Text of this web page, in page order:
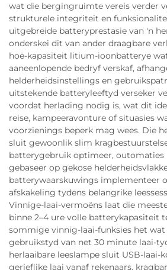
wat die bergingruimte vereis verder
strukturele integriteit en
uitgebreide batteryprestasie van 'n
onderskei dit van ander draagbare
hoë-kapasiteit litium-ioonbatterye
aaneenlopende bedryf verskaf,
helderheidsinstellings en
uitstekende batteryleeftyd verseker
voordat herlading nodig is, wat dit
reise, kampeeravonture of situasies
voorzienings beperk mag wees. Die
sluit gewoonlik slim
batterygebruik optimeer, outomaties
gebaseer op gekose
batterywaarskuwings implementeer
afskakeling tydens belangrike
Vinnige-laai-vermoëns laat die
binne 2–4 ure volle batterykapasiteit
sommige vinnig-laai-funksies het wat
gebruikstyd van net 30 minute laai-
herlaaibare leeslampe sluit USB-
gerieflike laai vanaf rekenaars,